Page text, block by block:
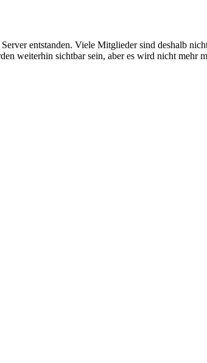
entstanden. Viele Mitglieder sind deshalb
weiterhin sichtbar sein, aber es wird nicht mehr